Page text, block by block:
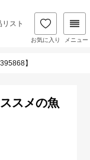
スト
お気に入り メニュー
】
スメの魚